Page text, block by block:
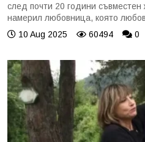
след почти 20 години съвместен
намерил любовница, която
10 Aug 2025
60494 0